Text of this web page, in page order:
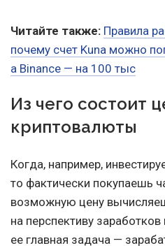
Читайте также: Правила
почему счет Kuna можно
а Binance — на 100 тыс
Из чего состоит
криптовалюты
Когда, например,
то фактически покупаешь
возможную цену
на перспективу
ее главная задача —